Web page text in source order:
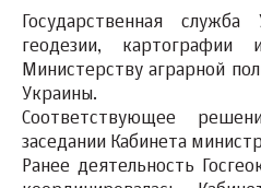
Государственная
геодезии, картографии
Министерству аграрной
Украины.
Соответствующее
заседании Кабинета
Ранее деятельность